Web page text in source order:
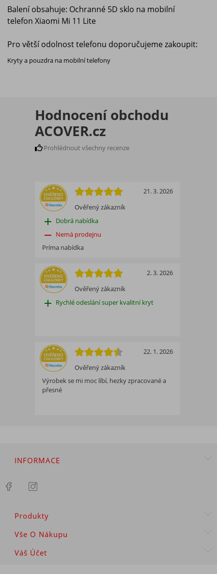
Balení obsahuje: Ochranné 5D sklo na mobilní
telefon Xiaomi Mi 11 Lite
Pro větší odolnost telefonu doporučujeme zakoupit:
Kryty a pouzdra na mobilní telefony
Hodnocení obchodu
ACOVER.cz
Prohlédnout všechny recenze
Ověřený zákazník
21. 3. 2026
add Dobrá nabídka
remove Nemá prodejnu
Príma nabídka
Ověřený zákazník
2. 3. 2026
add Rychlé odeslání super kvalitní kryt
Ověřený zákazník
22. 1. 2026
Výrobek se mi moc líbí, hezky zpracované a
přesné
INFORMACE
Produkty
Vše O Nákupu
Váš Účet